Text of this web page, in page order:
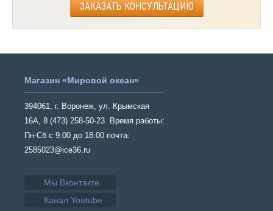
ЗАКАЗАТЬ КОНСУЛЬТАЦИЮ
Магазин «Мировой океан»
394061, г. Воронеж, ул. Крымская
16А, 8 (473) 258-50-23. Время работы:
Пн-Сб с 9:00 до 18:00 почта:
2585023@ice36.ru
Мы Вконтакте
Канал Youtube